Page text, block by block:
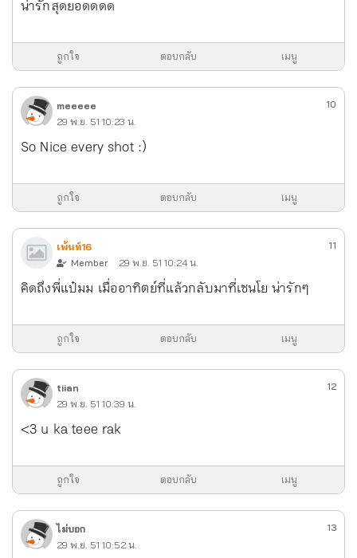
น่ารักสุดยอดดดด
ถูกใจ ตอบกลับ เมนู
meeeee
29 พ.ย. 51 10:23 น.
10
So Nice every shot :)
ถูกใจ ตอบกลับ เมนู
เพ้นท์16
Member
29 พ.ย. 51 10:24 น.
11
คิดถึงพี่แป๋มม เมื่ออาทิตย์ที่แล้วกลับมาที่เซนโย น่ารักๆ
ถูกใจ ตอบกลับ เมนู
tiian
29 พ.ย. 51 10:39 น.
12
<3 u ka teee rak
ถูกใจ ตอบกลับ เมนู
ไม่บอก
29 พ.ย. 51 10:52 น.
13